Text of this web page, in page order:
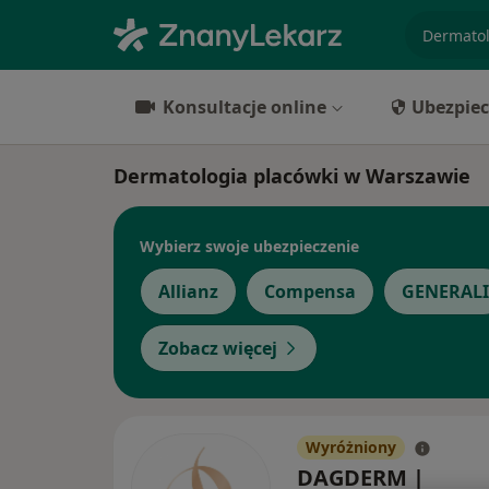
Konsultacje online
Dermatologia placówki w Warszawie
Wybierz swoje ubezpieczenie
Allianz Compensa GENERALI
Zobacz więcej
Wyróżniony
DAGDERM |